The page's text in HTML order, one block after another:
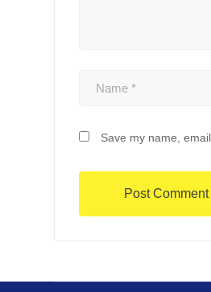
Save my name,